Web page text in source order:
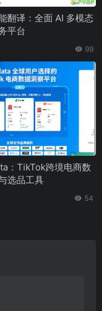
翻译：全面 AI 多模态
平台
99
：TikTok跨境电商数
选品工具
54